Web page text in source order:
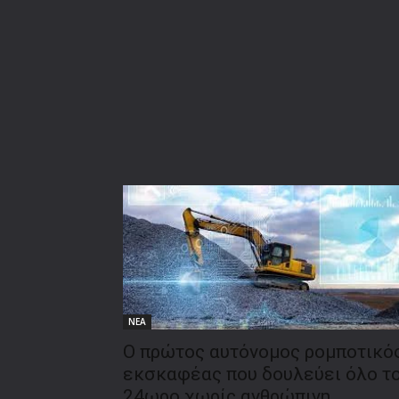
ΝΕΑ
Ο πρώτος αυτόνομος
εκσκαφέας που δουλεύει όλο